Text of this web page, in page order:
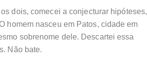
dois, comecei a conjecturar hipóteses,
homem nasceu em Patos, cidade em
sobrenome dele. Descartei essa
Não bate.